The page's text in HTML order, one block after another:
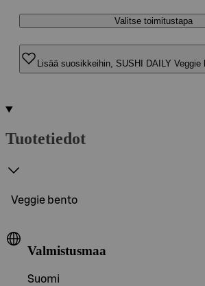
Valitse toimitustapa
Lisää suosikkeihin, SUSHI DAILY Veggie
Tuotetiedot
Veggie bento
Valmistusmaa
Suomi